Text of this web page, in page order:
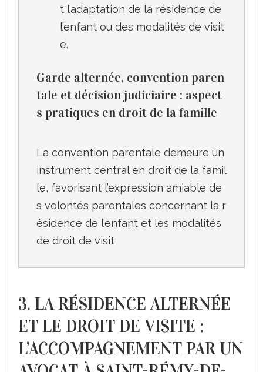
t l’adaptation de la résidence de
l’enfant ou des modalités de visit
e.
Garde alternée, convention paren
tale et décision judiciaire : aspect
s pratiques en droit de la famille
La convention parentale demeure un
instrument central en droit de la famil
le, favorisant l’expression amiable de
s volontés parentales concernant la r
ésidence de l’enfant et les modalités
3. LA RÉSIDENCE ALTERNÉE
ET LE DROIT DE VISITE :
L’ACCOMPAGNEMENT PAR UN